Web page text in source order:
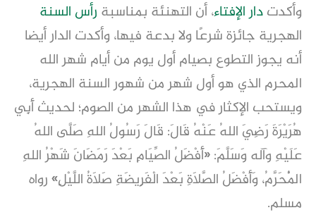
وأكدتدار الإفتاء، أن التهنئة بمناسبة رأس السنة
الهجرية جائزة شرعًا ولا بدعة فيها، وأكدت الدار أيضا
أنه يجوز التطوع بصيام أول يوم من أيام شهر الله
المحرم الذي هو أول شهر من شهور السنة الهجرية،
ويستحب الإكثار في هذا الشهر من الصوم؛ لحديث أَبِي
هُرَيْرَةَ رَضِيَ اللهُ عَنْهُ قَالَ: قَالَ رَسُولُ اللهِ صَلَّى اللهُ
عَلَيْهِ وآله وَسَلَّمَ: «أَفْضَلُ الصِّيَامِ بَعْدَ رَمَضَانَ شَهْرُ اللهِ
الْمُحَرَّمُ، وَأَفْضَلُ الصَّلَاةِ بَعْدَ الْفَرِيضَةِ صَلَاةُ اللَّيْلِ» رواه
مسلم.